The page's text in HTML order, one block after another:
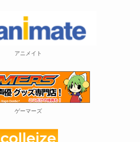
アニメイト
ゲーマーズ